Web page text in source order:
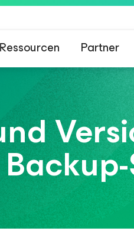
Ressourcen Partner
Kunden, die vom
betroffen sind